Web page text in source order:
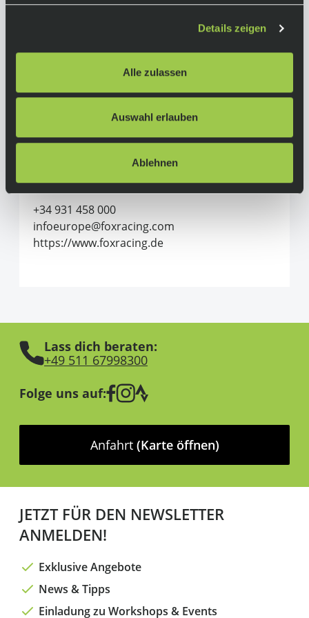
Details zeigen
Alle zulassen
Auswahl erlauben
Ablehnen
Länge (ab Schulterspitze): 79 cm (Größe L)
Herstellerinformationen
Alle Produkte von Fox Racing
C/Canudas, 13 (P.E. Mas Blau)
08820 El Prat de Llobregat (Barcelona)
+34 931 458 000
infoeurope@foxracing.com
https://www.foxracing.de
Lass dich beraten:
+49 511 67998300
Folge uns auf:
Anfahrt (Karte öffnen)
JETZT FÜR DEN NEWSLETTER
ANMELDEN!
Exklusive Angebote
News & Tipps
Einladung zu Workshops & Events